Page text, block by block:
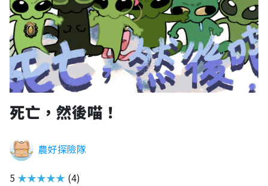
死亡，然後喵！
農好探險隊
5 ★★★★★ (4)